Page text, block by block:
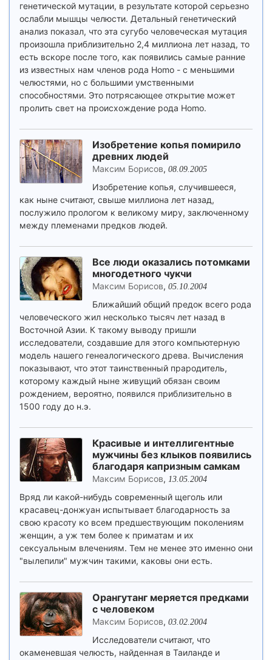
генетической мутации, в результате которой серьезно
ослабли мышцы челюсти. Детальный генетический
анализ показал, что эта сугубо человеческая мутация
произошла приблизительно 2,4 миллиона лет назад, то
есть вскоре после того, как появились самые ранние
из известных нам членов рода Homo - с меньшими
челюстями, но с большими умственными
способностями. Это потрясающее открытие может
пролить свет на происхождение рода Homo.
Изобретение копья помирило
древних людей
Максим Борисов, 08.09.2005
Изобретение копья, случившееся,
как ныне считают, свыше миллиона лет назад,
послужило прологом к великому миру, заключенному
между племенами предков людей.
Все люди оказались потомками
многодетного чукчи
Максим Борисов, 05.10.2004
Ближайший общий предок всего рода
человеческого жил несколько тысяч лет назад в
Восточной Азии. К такому выводу пришли
исследователи, создавшие для этого компьютерную
модель нашего генеалогического древа. Вычисления
показывают, что этот таинственный прародитель,
которому каждый ныне живущий обязан своим
рождением, вероятно, появился приблизительно в
1500 году до н.э.
Красивые и интеллигентные
мужчины без клыков появились
благодаря капризным самкам
Максим Борисов, 13.05.2004
Вряд ли какой-нибудь современный щеголь или
красавец-донжуан испытывает благодарность за
свою красоту ко всем предшествующим поколениям
женщин, а уж тем более к приматам и их
сексуальным влечениям. Тем не менее это именно они
"вылепили" мужчин такими, каковы они есть.
Орангутанг меряется предками
с человеком
Максим Борисов, 03.02.2004
Исследователи считают, что
окаменевшая челюсть, найденная в Таиланде и